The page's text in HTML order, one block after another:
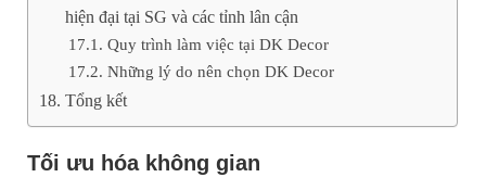
hiện đại tại SG và các tỉnh lân cận
Quy trình làm việc tại DK Decor
Những lý do nên chọn DK Decor
Tổng kết
Tối ưu hóa không gian